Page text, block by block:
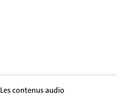
Les contenus audio